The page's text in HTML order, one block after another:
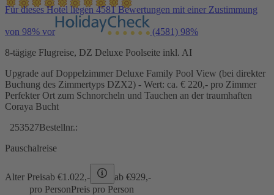
Für dieses Hotel liegen 4581 Bewertungen mit einer Zustimmung
von 98% vor (4581) 98%
8-tägige Flugreise, DZ Deluxe Poolseite inkl. AI
Upgrade auf Doppelzimmer Deluxe Family Pool View (bei direkter
Buchung des Zimmertyps DZX2) - Wert: ca. € 220,- pro Zimmer
Perfekter Ort zum Schnorcheln und Tauchen an der traumhaften
Coraya Bucht
253527Bestellnr.:
Pauschalreise
Alter Preisab €1.022,- ab €929,-
pro PersonPreis pro Person